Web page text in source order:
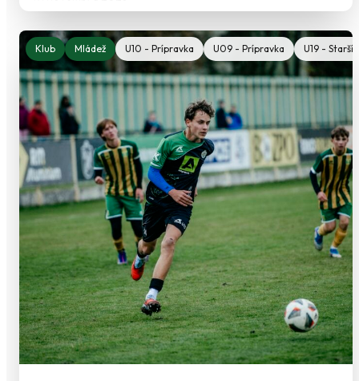
Klub Mládež U10 - Prípravka U09 - Prípravka U19 - Starší